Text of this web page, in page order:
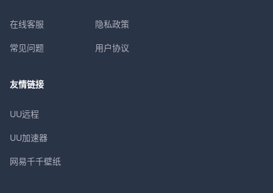
在线客服
常见问题
隐私政策
用户协议
友情链接
UU远程
UU加速器
网易千千壁纸